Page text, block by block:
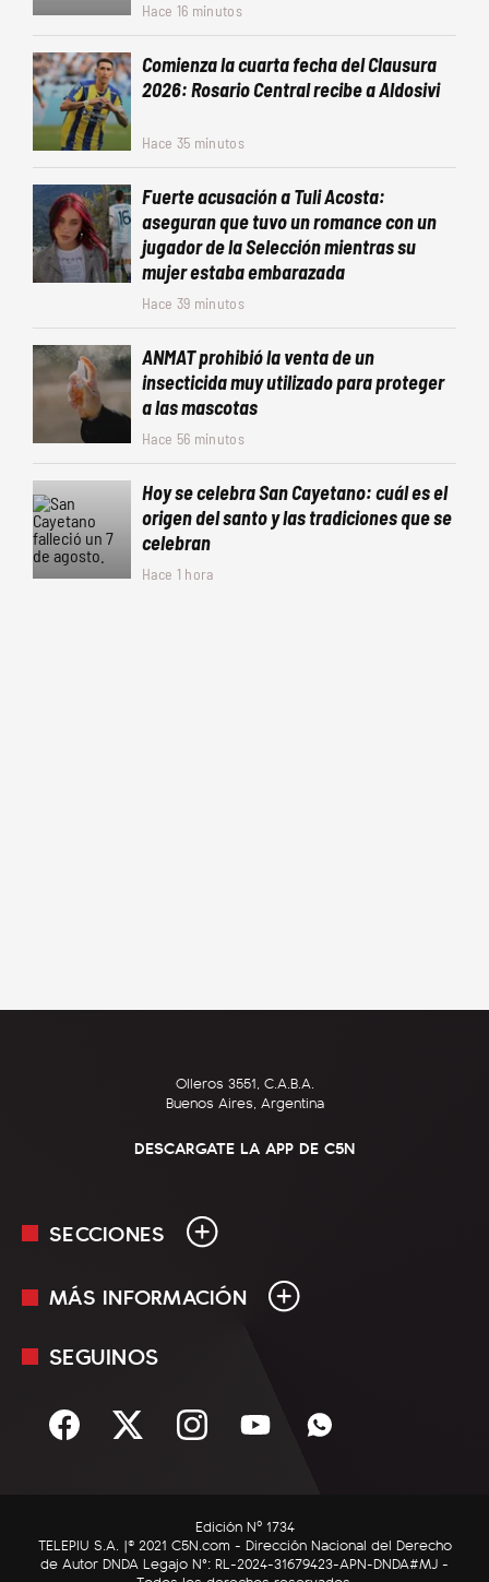
Hace 16 minutos
Comienza la cuarta fecha del Clausura
2026: Rosario Central recibe a Aldosivi
Hace 35 minutos
Fuerte acusación a Tuli Acosta:
aseguran que tuvo un romance con un
jugador de la Selección mientras su
mujer estaba embarazada
Hace 39 minutos
ANMAT prohibió la venta de un
insecticida muy utilizado para proteger
a las mascotas
Hace 56 minutos
Hoy se celebra San Cayetano: cuál es el
origen del santo y las tradiciones que se
celebran
Hace 1 hora
Olleros 3551, C.A.B.A.
Buenos Aires, Argentina
DESCARGATE LA APP DE C5N
SECCIONES
En Vivo
Sociedad
C5N Autos
RatingCero
MÁS INFORMACIÓN
Mediakit
Términos y condiciones
SEGUINOS
Edición Nº 1734
TELEPIU S.A. |© 2021 C5N.com - Dirección Nacional del Derecho
de Autor DNDA Legajo N°: RL-2024-31679423-APN-DNDA#MJ -